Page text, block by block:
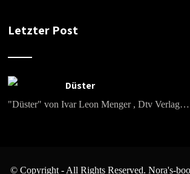
Letzter Post
Düster
"Düster" von Ivar Leon Menger , Dtv Verlag…
© Copyright - All Rights Reserved. Nora's-